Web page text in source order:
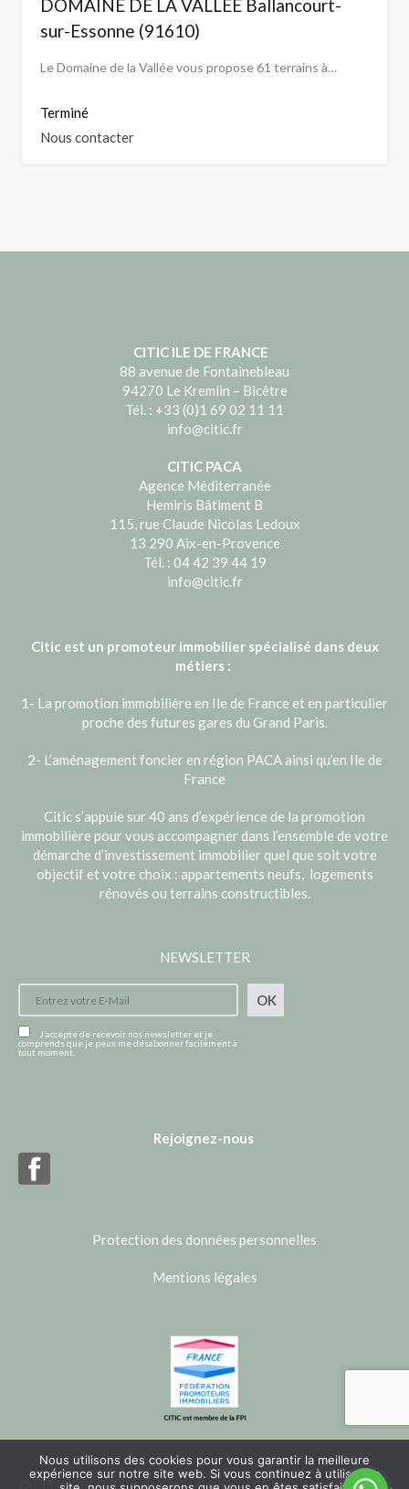
DOMAINE DE LA VALLÉE Ballancourt-
sur-Essonne (91610)
Le Domaine de la Vallée vous propose 61 terrains à…
Terminé
Nous contacter
CITIC ILE DE FRANCE
88 avenue de Fontainebleau
94270 Le Kremlin – Bicêtre
Tél. : +33 (0)1 69 02 11 11
info@citic.fr
CITIC PACA
Agence Méditerranée
Hemiris Bâtiment B
115, rue Claude Nicolas Ledoux
13 290 Aix-en-Provence
Tél. : 04 42 39 44 19
info@citic.fr
Citic est un promoteur immobilier spécialisé dans deux
métiers :
1- La promotion immobilière en Ile de France et en particulier
proche des futures gares du Grand Paris.
2- L’aménagement foncier en région PACA ainsi qu’en Ile de
France
Citic s’appuie sur 40 ans d’expérience de la promotion
immobilière pour vous accompagner dans l’ensemble de votre
démarche d’investissement immobilier quel que soit votre
objectif et votre choix : appartements neufs, logements
rénovés ou terrains constructibles.
NEWSLETTER
J’accepte de recevoir nos newsletter et je
comprends que je peux me désabonner facilement à
tout moment.
OK
Rejoignez-nous
Protection des données personnelles
Mentions légales
© CITIC 2020. Tous droits réservés. Conçu parIBSTUDIO
Nous utilisons des cookies pour vous garantir la meilleure
expérience sur notre site web. Si vous continuez à utiliser ce